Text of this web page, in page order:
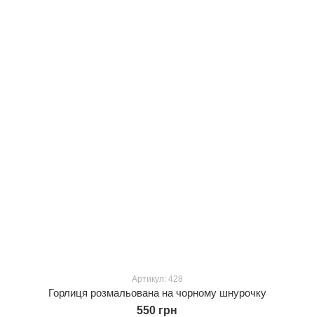
Артикул: 428
Горлиця розмальована на чорному шнурочку
550 грн